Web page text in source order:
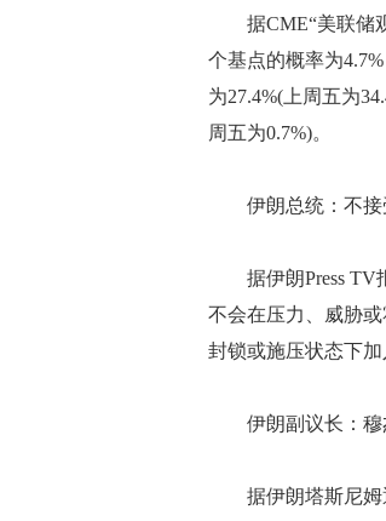
据CME“美联储观
个基点的概率为
为27.4%(上周五为
周五为0.7%)。
伊朗总统：不接
据伊朗Press TV
不会在压力、威胁
封锁或施压状态下
伊朗副议长：穆
据伊朗塔斯尼姆通